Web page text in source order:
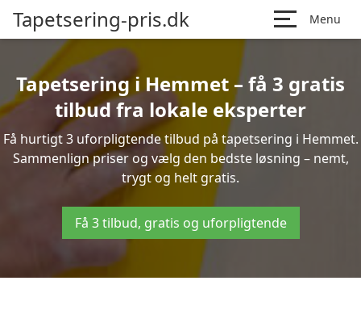
Tapetsering-pris.dk Menu
Tapetsering i Hemmet – få 3 gratis
tilbud fra lokale eksperter
Få hurtigt 3 uforpligtende tilbud på tapetsering i Hemmet.
Sammenlign priser og vælg den bedste løsning – nemt,
trygt og helt gratis.
Få 3 tilbud, gratis og uforpligtende